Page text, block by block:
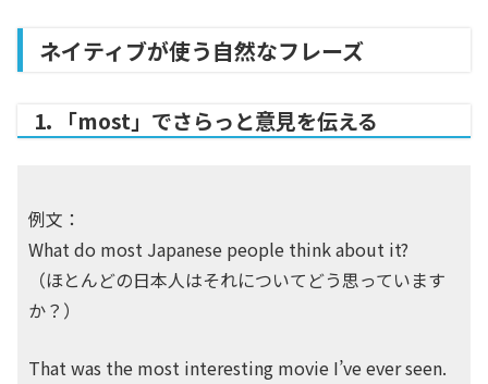
ネイティブが使う自然なフレーズ
1. 「most」でさらっと意見を伝える
例文：
What do most Japanese people think about it?
（ほとんどの日本人はそれについてどう思っています
か？）
That was the most interesting movie I’ve ever seen.